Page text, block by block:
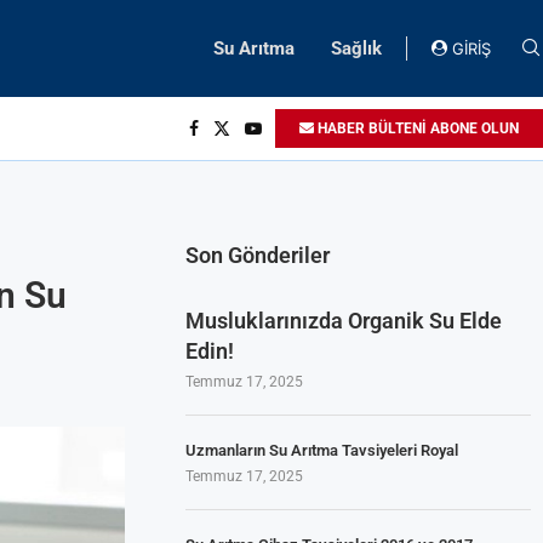
Su Arıtma Sağlık GİRİŞ
HABER BÜLTENİ ABONE OLUN
Su
Son Gönderiler
Musluklarınızda Organik Su Elde
Edin!
Temmuz 17, 2025
Uzmanların Su Arıtma Tavsiyeleri Royal
Temmuz 17, 2025